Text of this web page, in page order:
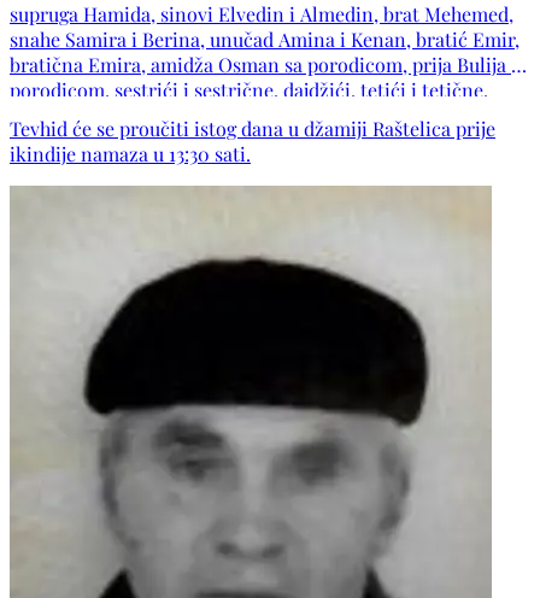
supruga Hamida, sinovi Elvedin i Almedin, brat Mehemed,
snahe Samira i Berina, unučad Amina i Kenan, bratić Emir,
bratična Emira, amidža Osman sa porodicom, prija Bulija sa
porodicom, sestrići i sestrične, dajdžići, tetići i tetične,
šure, svastike, badže, te porodice: Kazić, Golubić, Bosnić,
Bašić, Džambas, Katkić, Smajić, Habibović, Elezović, Ramić,
Subašić, Čičko, Šarić, kao i ostala mnogobrojna rodbina,
komšije i prijatelji.
Tevhid će se proučiti istog dana u džamiji Raštelica prije
ikindije namaza u 13:30 sati.